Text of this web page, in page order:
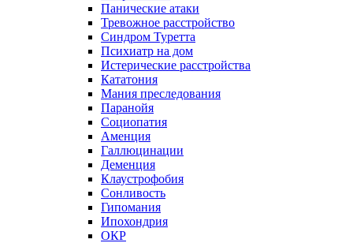
Панические атаки
Тревожное расстройство
Синдром Туретта
Психиатр на дом
Истерические расстройства
Кататония
Мания преследования
Паранойя
Социопатия
Аменция
Галлюцинации
Деменция
Клаустрофобия
Сонливость
Гипомания
Ипохондрия
ОКР